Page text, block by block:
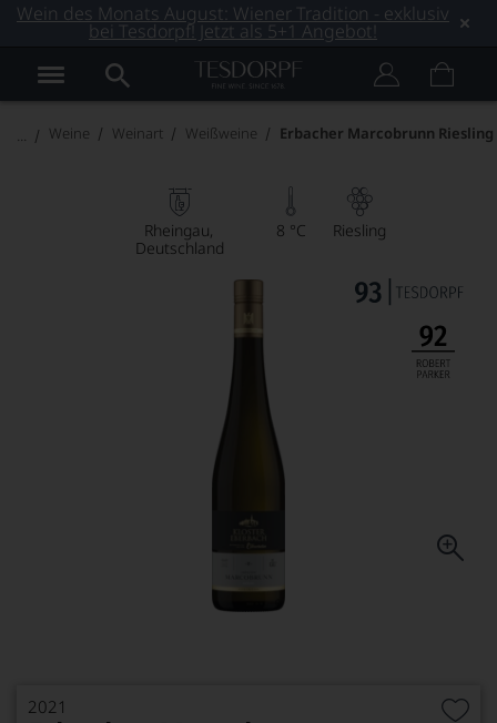
Wein des Monats August: Wiener Tradition - exklusiv
bei Tesdorpf! Jetzt als 5+1 Angebot!
Weine Weinart Weißweine Erbacher Marcobrunn Riesling
Rheingau
Deutschland
8 °C Riesling
2021